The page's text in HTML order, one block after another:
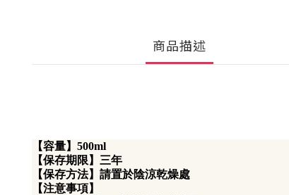
商品描述
【容量】500ml
【保存期限】三年
【保存方法】請置於陰涼乾燥處
【注意事項】